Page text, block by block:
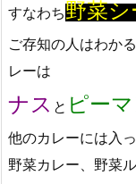
すなわち野菜
ご存知の人はわか
レーは
ナス と ピー
他のカレーには入
野菜カレー、野菜